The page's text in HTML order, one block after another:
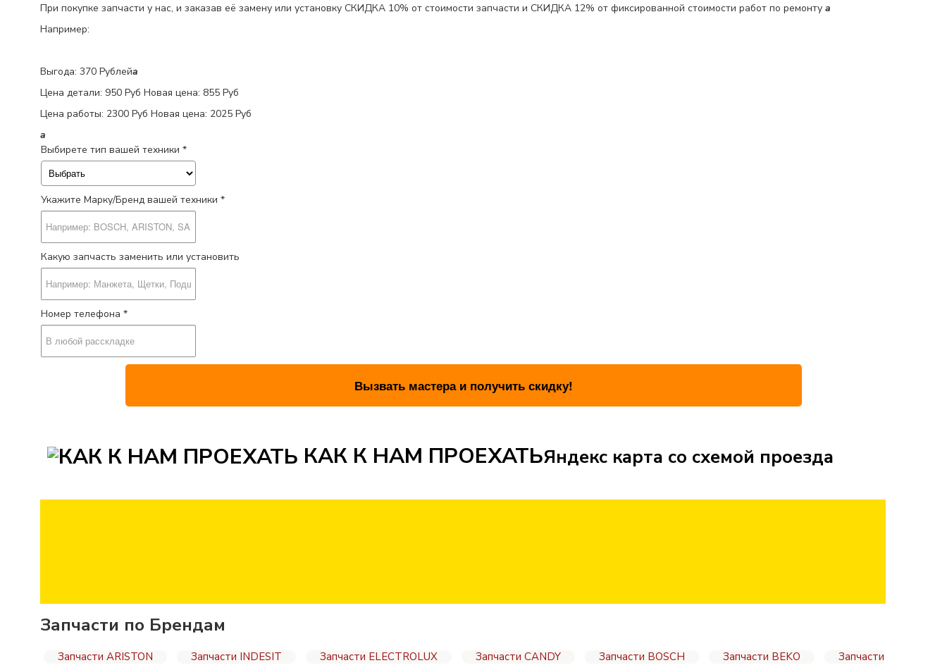
При покупке запчасти у нас, и заказав её замену или установку СКИДКА 10% от стоимости запчасти и СКИДКА 12% от фиксированной стоимости работ по ремонту a
Например:
Выгода: 370 Рублейa
Цена детали: 950 Руб Новая цена: 855 Руб
Цена работы: 2300 Руб Новая цена: 2025 Руб
a
Выбирете тип вашей техники *
Укажите Марку/Бренд вашей техники *
Какую запчасть заменить или установить
Номер телефона *
КАК К НАМ ПРОЕХАТЬЯндекс карта со схемой проезда
Запчасти по Брендам
Запчасти ARISTON Запчасти INDESIT Запчасти ELECTROLUX Запчасти CANDY Запчасти BOSCH Запчасти BEKO
Запчасти